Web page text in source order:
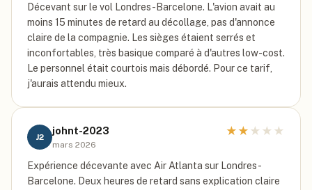
Décevant sur le vol Londres-Barcelone. L'avion avait au
moins 15 minutes de retard au décollage, pas d'annonce
claire de la compagnie. Les sièges étaient serrés et
inconfortables, très basique comparé à d'autres low-cost.
Le personnel était courtois mais débordé. Pour ce tarif,
j'aurais attendu mieux.
J2
johnt-2023
mars 2026
★ ★ ★ ★ ★
Expérience décevante avec Air Atlanta sur Londres-
Barcelone. Deux heures de retard sans explication claire